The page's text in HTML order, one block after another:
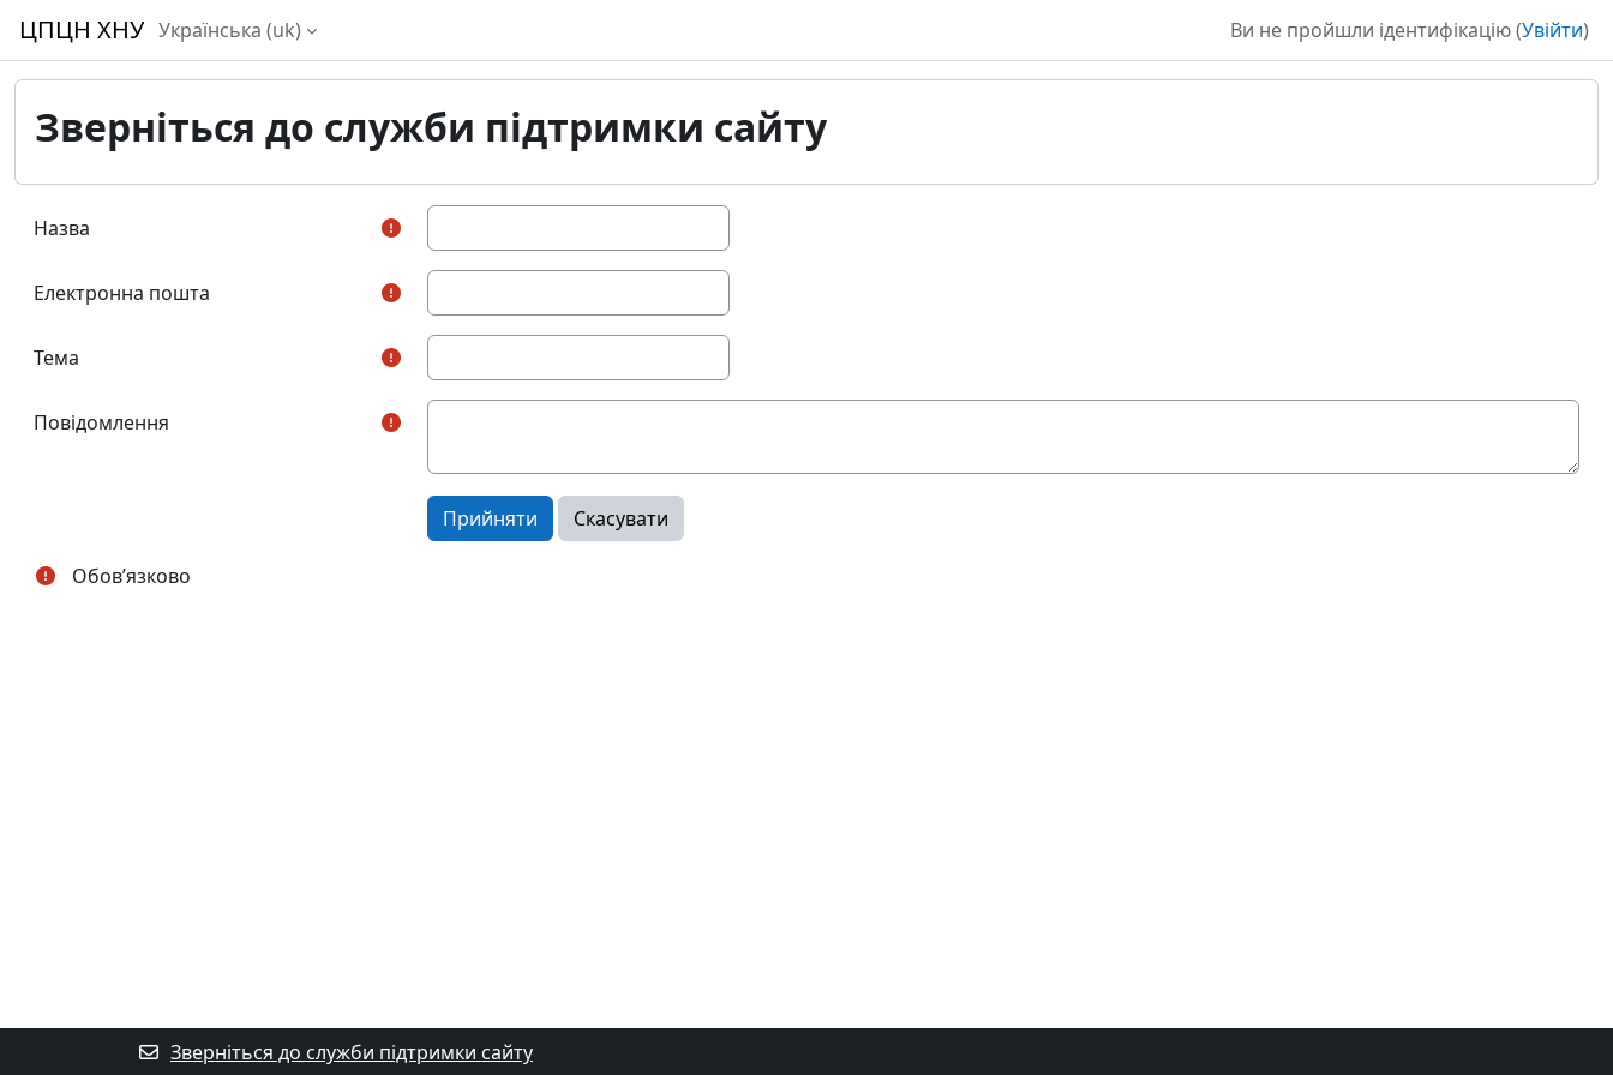
ЦПЦН ХНУ Українська ‎(uk)‎ Ви не пройшли ідентифікацію (Увійти)
Зверніться до служби підтримки сайту
Назва
Електронна пошта
Тема
Повідомлення
Обов’язково
Зверніться до служби підтримки сайту